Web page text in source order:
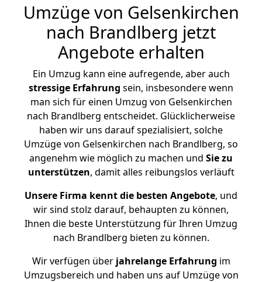
Umzüge von Gelsenkirchen
nach Brandlberg jetzt
Angebote erhalten
Ein Umzug kann eine aufregende, aber auch
stressige Erfahrung sein, insbesondere wenn
man sich für einen Umzug von Gelsenkirchen
nach Brandlberg entscheidet. Glücklicherweise
haben wir uns darauf spezialisiert, solche
Umzüge von Gelsenkirchen nach Brandlberg, so
angenehm wie möglich zu machen und Sie zu
unterstützen, damit alles reibungslos verläuft
Unsere Firma kennt die besten Angebote, und
wir sind stolz darauf, behaupten zu können,
Ihnen die beste Unterstützung für Ihren Umzug
nach Brandlberg bieten zu können.
Wir verfügen überjahrelange Erfahrung im
Umzugsbereich und haben uns auf Umzüge von